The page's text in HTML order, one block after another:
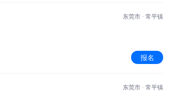
东莞市 · 常平镇
报名
东莞市 · 常平镇